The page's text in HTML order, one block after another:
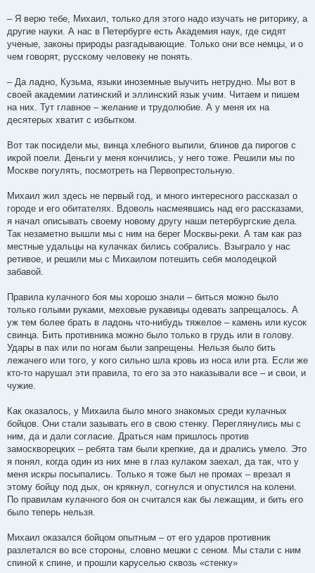
– Я верю тебе, Михаил, только для этого надо изучать не риторику, а
другие науки. А нас в Петербурге есть Академия наук, где сидят
ученые, законы природы разгадывающие. Только они все немцы, и о
чем говорят, русскому человеку не понять.
– Да ладно, Кузьма, языки иноземные выучить нетрудно. Мы вот в
своей академии латинский и эллинский язык учим. Читаем и пишем
на них. Тут главное – желание и трудолюбие. А у меня их на
десятерых хватит с избытком.
Вот так посидели мы, винца хлебного выпили, блинов да пирогов с
икрой поели. Деньги у меня кончились, у него тоже. Решили мы по
Москве погулять, посмотреть на Первопрестольную.
Михаил жил здесь не первый год, и много интересного рассказал о
городе и его обитателях. Вдоволь насмеявшись над его рассказами,
я начал описывать своему новому другу наши петербургские дела.
Так незаметно вышли мы с ним на берег Москвы-реки. А там как раз
местные удальцы на кулачках бились собрались. Взыграло у нас
ретивое, и решили мы с Михаилом потешить себя молодецкой
забавой.
Правила кулачного боя мы хорошо знали – биться можно было
только голыми руками, меховые рукавицы одевать запрещалось. А
уж тем более брать в ладонь что-нибудь тяжелое – камень или кусок
свинца. Бить противника можно было только в грудь или в голову.
Удары в пах или по ногам были запрещены. Нельзя было бить
лежачего или того, у кого сильно шла кровь из носа или рта. Если же
кто-то нарушал эти правила, то его за это наказывали все – и свои, и
чужие.
Как оказалось, у Михаила было много знакомых среди кулачных
бойцов. Они стали зазывать его в свою стенку. Переглянулись мы с
ним, да и дали согласие. Драться нам пришлось против
замоскворецких – ребята там были крепкие, да и дрались умело. Это
я понял, когда один из них мне в глаз кулаком заехал, да так, что у
меня искры посыпались. Только я тоже был не промах – врезал я
этому бойцу под дых, он крякнул, согнулся и опустился на колени.
По правилам кулачного боя он считался как бы лежащим, и бить его
было теперь нельзя.
Михаил оказался бойцом опытным – от его ударов противник
разлетался во все стороны, словно мешки с сеном. Мы стали с ним
спиной к спине, и прошли каруселью сквозь «стенку»